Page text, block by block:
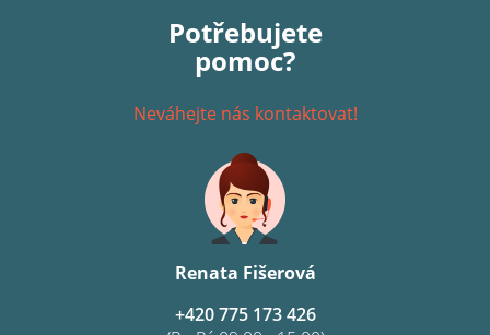
Potřebujete
pomoc?
Neváhejte nás kontaktovat!
Renata Fišerová
+420 775 173 426